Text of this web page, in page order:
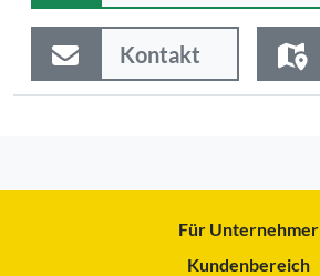
Kontakt
Für Unternehmer
Kundenbereich